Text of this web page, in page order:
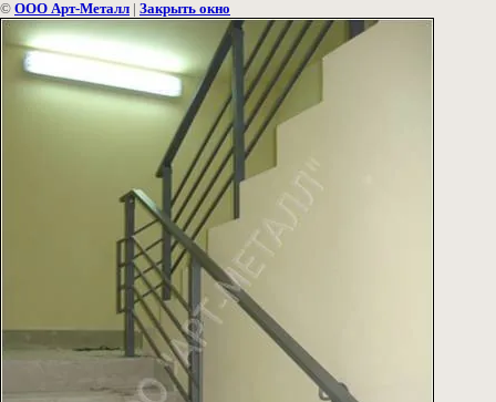
© ООО Арт-Металл | Закрыть окно